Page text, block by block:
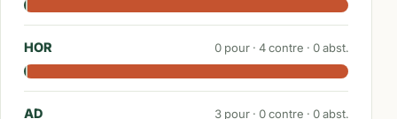
HOR 0 pour · 4contre · 0abst.
AD 3 pour · 0contre · 0abst.